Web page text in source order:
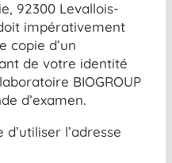
92300 Levallois-
impérativement
copie d’un
de votre identité
BIOGROUP
d’examen.
l’adresse